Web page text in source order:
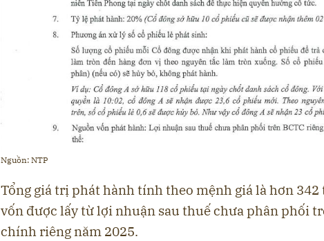
Nguồn: NTP
Tổng giá trị phát hành tính theo mệnh giá là hơn 342
vốn được lấy từ lợi nhuận sau thuế chưa phân phối
chính riêng năm 2025.